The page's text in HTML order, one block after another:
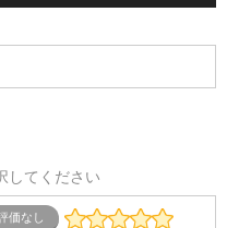
してください